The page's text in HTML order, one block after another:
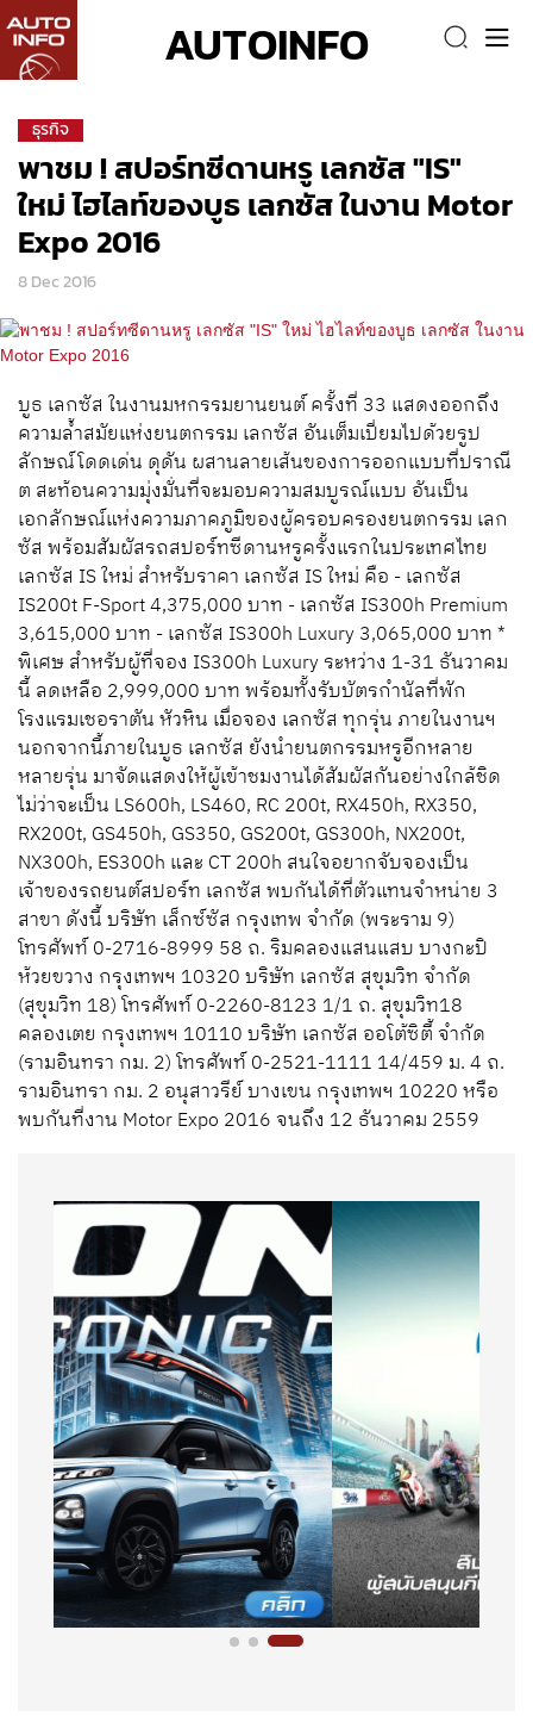
AUTOINFO
ธุรกิจ
พาชม ! สปอร์ทซีดานหรู เลกซัส "IS"
ใหม่ ไฮไลท์ของบูธ เลกซัส ในงาน Motor
Expo 2016
8 Dec 2016
บูธ เลกซัส ในงานมหกรรมยานยนต์ ครั้งที่ 33 แสดงออกถึง
ความล้ำสมัยแห่งยนตกรรม เลกซัส อันเต็มเปี่ยมไปด้วยรูป
ลักษณ์โดดเด่น ดุดัน ผสานลายเส้นของการออกแบบที่ปราณี
ต สะท้อนความมุ่งมั่นที่จะมอบความสมบูรณ์แบบ อันเป็น
เอกลักษณ์แห่งความภาคภูมิของผู้ครอบครองยนตกรรม เลก
ซัส พร้อมสัมผัสรถสปอร์ทซีดานหรูครั้งแรกในประเทศไทย
เลกซัส IS ใหม่ สำหรับราคา เลกซัส IS ใหม่ คือ - เลกซัส
IS200t F-Sport 4,375,000 บาท - เลกซัส IS300h Premium
3,615,000 บาท - เลกซัส IS300h Luxury 3,065,000 บาท *
พิเศษ สำหรับผู้ที่จอง IS300h Luxury ระหว่าง 1-31 ธันวาคม
นี้ ลดเหลือ 2,999,000 บาท พร้อมทั้งรับบัตรกำนัลที่พัก
โรงแรมเชอราตัน หัวหิน เมื่อจอง เลกซัส ทุกรุ่น ภายในงานฯ
นอกจากนี้ภายในบูธ เลกซัส ยังนำยนตกรรมหรูอีกหลาย
หลายรุ่น มาจัดแสดงให้ผู้เข้าชมงานได้สัมผัสกันอย่างใกล้ชิด
ไม่ว่าจะเป็น LS600h, LS460, RC 200t, RX450h, RX350,
RX200t, GS450h, GS350, GS200t, GS300h, NX200t,
NX300h, ES300h และ CT 200h สนใจอยากจับจองเป็น
เจ้าของรถยนต์สปอร์ท เลกซัส พบกันได้ที่ตัวแทนจำหน่าย 3
สาขา ดังนี้ บริษัท เล็กซ์ซัส กรุงเทพ จำกัด (พระราม 9)
โทรศัพท์ 0-2716-8999 58 ถ. ริมคลองแสนแสบ บางกะปิ
ห้วยขวาง กรุงเทพฯ 10320 บริษัท เลกซัส สุขุมวิท จำกัด
(สุขุมวิท 18) โทรศัพท์ 0-2260-8123 1/1 ถ. สุขุมวิท18
คลองเตย กรุงเทพฯ 10110 บริษัท เลกซัส ออโต้ซิตี้ จำกัด
(รามอินทรา กม. 2) โทรศัพท์ 0-2521-1111 14/459 ม. 4 ถ.
รามอินทรา กม. 2 อนุสาวรีย์ บางเขน กรุงเทพฯ 10220 หรือ
พบกันที่งาน Motor Expo 2016 จนถึง 12 ธันวาคม 2559